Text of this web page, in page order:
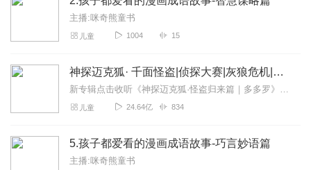
主播:咪奇熊童书
儿童 1004 15
神探迈克狐· 千面怪盗|侦探大赛|灰狼危机|多多罗
新专辑点击收听《神探迈克狐·怪盗归来篇｜多多罗》！！！>>>点击进入主播橱窗购买《神探迈克狐》系列图书吧!<<<多多罗故事【点击前往】收听多多罗其他好玩有趣的故...
儿童 24.64亿 834
5.孩子都爱看的漫画成语故事-巧言妙语篇
主播:咪奇熊童书